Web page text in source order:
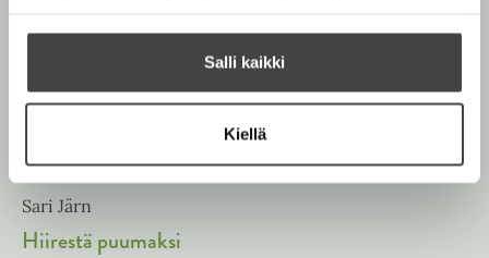
Salli kaikki
Kiellä
Sari Järn
Hiirestä puumaksi